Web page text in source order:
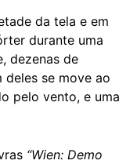
da tela e em
durante uma
dezenas de
deles se move ao
pelo vento, e uma
“Wien: Demo